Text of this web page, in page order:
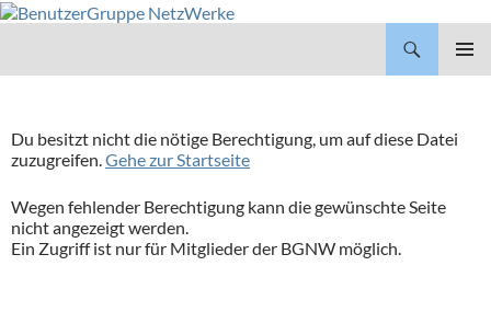
Du besitzt nicht die nötige Berechtigung, um auf diese Datei
zuzugreifen.Gehe zur Startseite
Wegen fehlender Berechtigung kann die gewünschte Seite
nicht angezeigt werden.
Ein Zugriff ist nur für Mitglieder der BGNW möglich.